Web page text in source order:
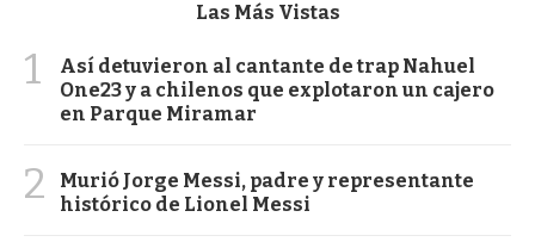
Las Más Vistas
1
Así detuvieron al cantante de trap Nahuel
One23 y a chilenos que explotaron un cajero
en Parque Miramar
2
Murió Jorge Messi, padre y representante
histórico de Lionel Messi